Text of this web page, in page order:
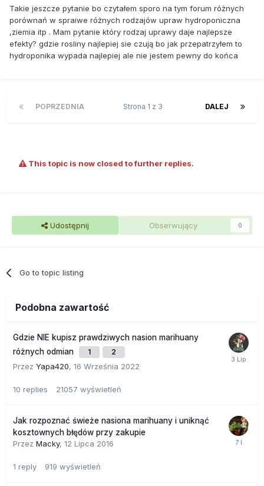
Takie jeszcze pytanie bo czytałem sporo na tym forum różnych
porównań w spraiwe różnych rodzajów upraw hydroponiczna
,ziemia itp . Mam pytanie który rodzaj uprawy daje najlepsze
efekty? gdzie rosliny najlepiej sie czują bo jak przepatrzyłem to
hydroponika wypada najlepiej ale nie jestem pewny do końca
POPRZEDNIA DALEJ
Strona 1 z 3
This topic is now closed to further replies.
Udostępnij Obserwujący 0
Go to topic listing
Podobna zawartość
Gdzie NIE kupisz prawdziwych nasion marihuany
różnych odmian
1 2
Przez Yapa420, 16 Września 2022
10 replies 21057 wyświetleń
Jak rozpoznać świeże nasiona marihuany i uniknąć
kosztownych błędów przy zakupie
Przez Macky, 12 Lipca 2016
1 reply 919 wyświetleń